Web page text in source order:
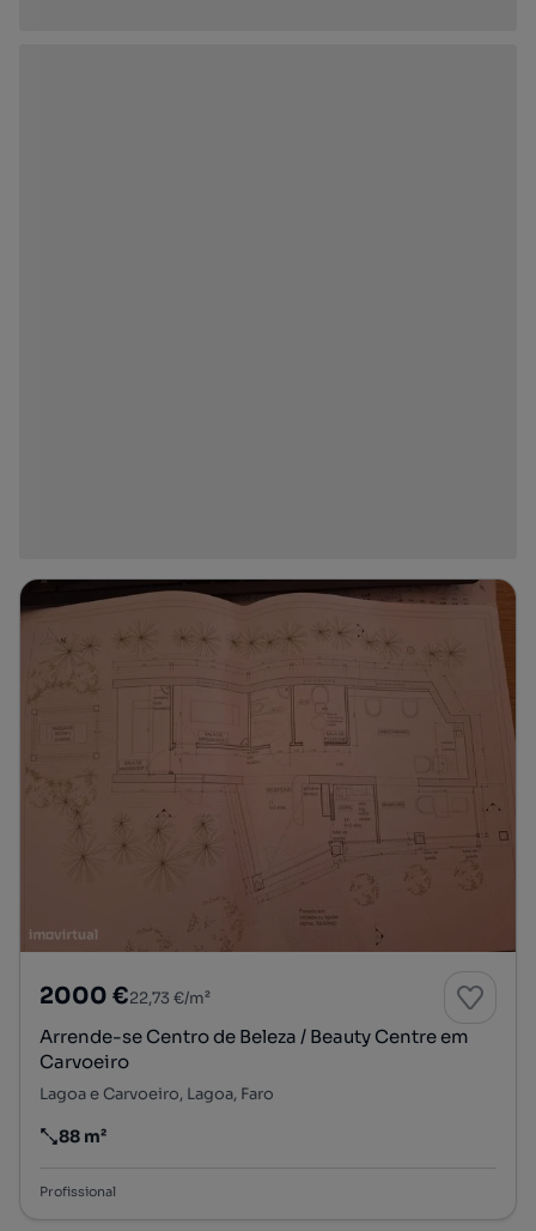
2000 €22,73 €/m²
Arrende-se Centro de Beleza / Beauty Centre em
Carvoeiro
Lagoa e Carvoeiro, Lagoa, Faro
Preço por metro quadrado
88 m²
Profissional